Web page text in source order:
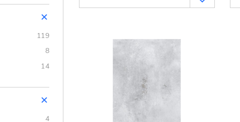
119
8
14
4